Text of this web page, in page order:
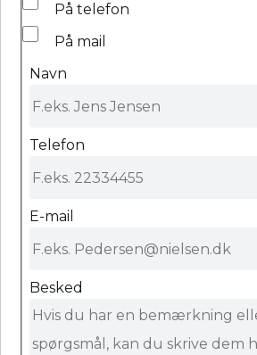
På telefon
På mail
Navn
Telefon
E-mail
Besked